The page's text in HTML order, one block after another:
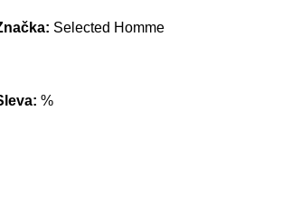
Selected Homme
%